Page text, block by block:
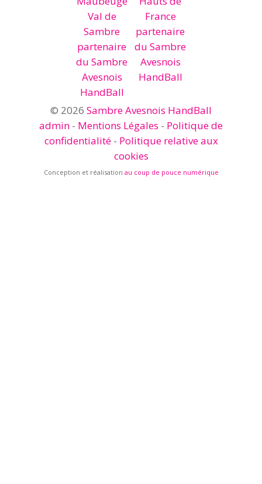
© 2026 Sambre Avesnois HandBall
admin - Mentions Légales - Politique de
confidentialité- Politique relative aux
cookies
Conception et réalisation au coup de pouce numérique